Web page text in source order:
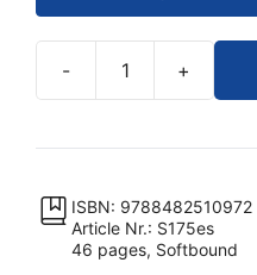
-
de
astros
al
ser
+
ISBN: 9788482510972
Article Nr.: S175es
46 pages, Softbound